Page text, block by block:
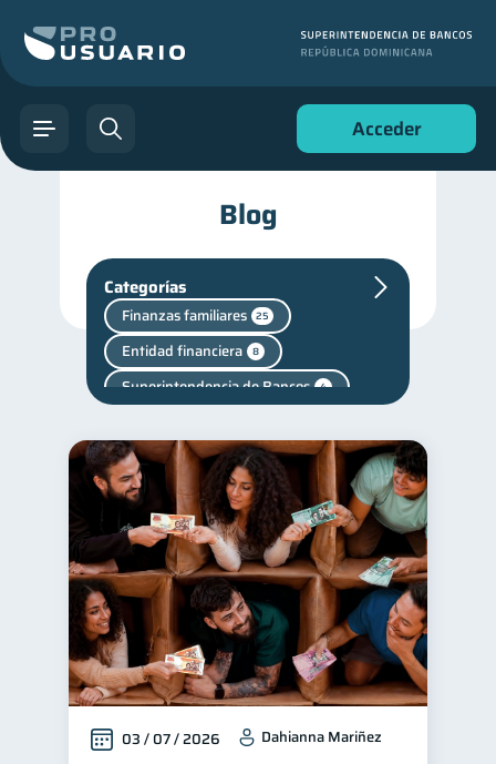
Acceder
Blog
Categorías
Finanzas familiares 25
Entidad financiera 8
Superintendencia de Bancos 4
inversiones 1
Salud mental 1 Retiro 1
Finanzas personales 44
Manejo de deudas 31
Educación financiera
Finanzas para jóvenes 30
Control de deudas 30
Inclusión financiera 22
Bienestar financiero 22
03 / 07 / 2026 Dahianna Mariñez